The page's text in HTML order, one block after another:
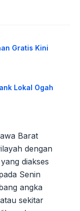
Gratis Kini
Lokal Ogah
Barat
dengan
diakses
Senin
angka
sekitar